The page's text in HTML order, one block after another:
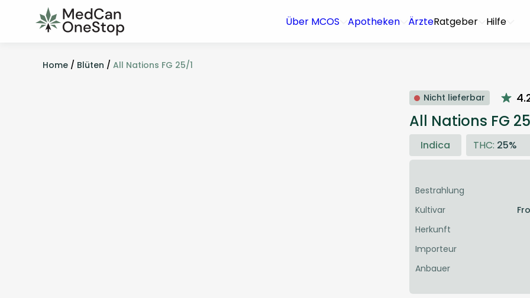
Über MCOS Apotheken ÄrzteRatgeber Hilfe
Home / Blüten / All Nations FG 25/1
Nicht lieferbar
All Nations FG
Indica THC: 25%
Bestrahlung
Kultivar
Herkunft
Importeur
Anbauer